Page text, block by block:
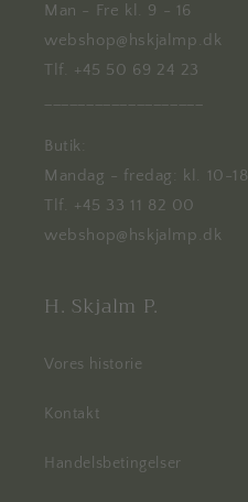
Man - Fre kl. 9 - 16
webshop@hskjalmp.dk
Tlf. +45 50 69 24 23
Butik:
Mandag - fredag: kl. 10-18
Tlf. +45 33 11 82 00
webshop@hskjalmp.dk
H. Skjalm P.
Vores historie
Kontakt
Handelsbetingelser